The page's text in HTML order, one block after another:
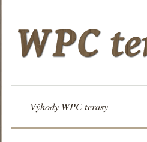
Výhody WPC terasy